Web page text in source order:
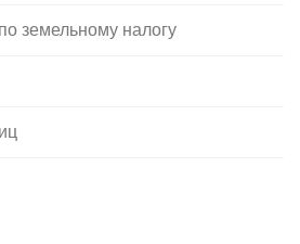
земельному налогу